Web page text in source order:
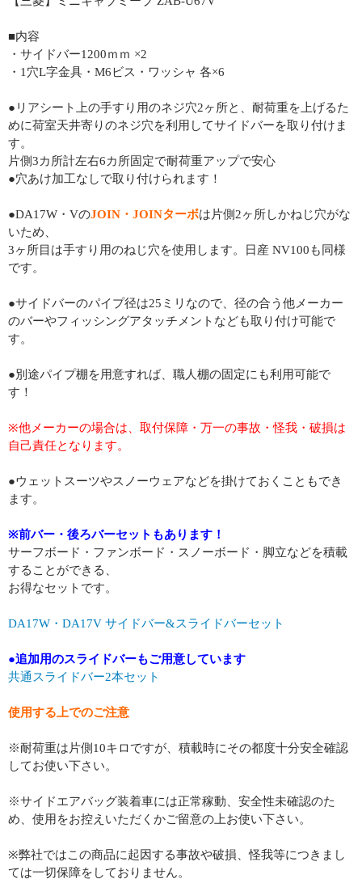
■内容
・サイドバー1200ｍｍ ×2
・1穴L字金具・M6ビス・ワッシャ 各×6
●リアシート上の手すり用のネジ穴2ヶ所と、耐荷重を上げるた
めに荷室天井寄りのネジ穴を利用してサイドバーを取り付けま
す。
片側3カ所計左右6カ所固定で耐荷重アップで安心
●穴あけ加工なしで取り付けられます！
●DA17W・VのJOIN・JOINターボは片側2ヶ所しかねじ穴がな
いため、
3ヶ所目は手すり用のねじ穴を使用します。日産 NV100も同様
です。
●サイドバーのパイプ径は25ミリなので、径の合う他メーカー
のバーやフィッシングアタッチメントなども取り付け可能で
す。
●別途パイプ棚を用意すれば、職人棚の固定にも利用可能で
す！
※他メーカーの場合は、取付保障・万一の事故・怪我・破損は
自己責任となります。
●ウェットスーツやスノーウェアなどを掛けておくこともでき
ます。
※前バー・後ろバーセットもあります！
サーフボード・ファンボード・スノーボード・脚立などを積載
することができる、
お得なセットです。
DA17W・DA17V サイドバー&スライドバーセット
●追加用のスライドバーもご用意しています
共通スライドバー2本セット
使用する上でのご注意
※耐荷重は片側10キロですが、積載時にその都度十分安全確認
してお使い下さい。
※サイドエアバッグ装着車には正常稼動、安全性未確認のた
め、使用をお控えいただくかご留意の上お使い下さい。
※弊社ではこの商品に起因する事故や破損、怪我等につきまし
ては一切保障をしておりません。